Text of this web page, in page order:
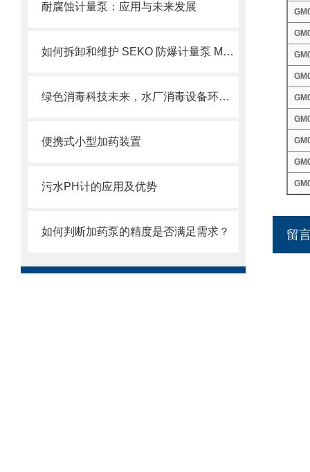
耐腐蚀计量泵：应用与未来发展
如何拆卸和维护 SEKO 防爆计量泵 MS1 系列？
绿色消毒科技未来，水厂消毒设备环保高效
便携式小型加药装置
污水PH计的应用及优势
如何判断加药泵的精度是否满足需求？ 留